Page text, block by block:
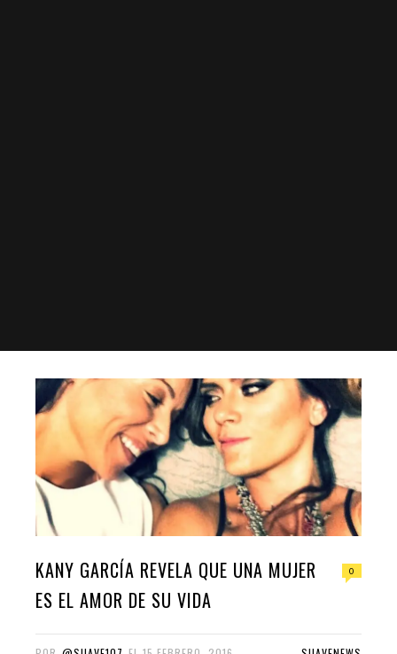
KANY GARCÍA REVELA QUE UNA MUJER
ES EL AMOR DE SU VIDA
0